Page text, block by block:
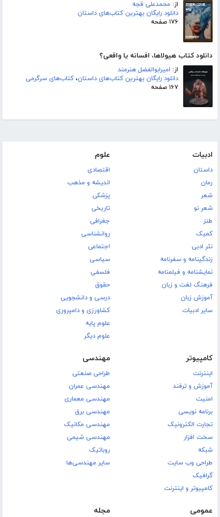
از: محمدعلی قجه
دانلود رایگان بهترین کتاب‌های داستان
۱۷۶ صفحه
دانلود کتاب هیولاها، افسانه یا واقعی؟
از: امیرابوالفضل هنرمند
دانلود رایگان بهترین کتاب‌های داستان، کتاب‌های سرگرمی
۱۶۷ صفحه
ادبیات
داستان
رمان
شعر
شعر نو
طنز
کمیک
نثر ادبی
زندگینامه و سفرنامه
نمایشنامه و فیلمنامه
فرهنگ لغت و زبان
آموزش زبان
سایر ادبیات
علوم
اقتصادی
اندیشه و مذهب
پزشکی
تاریخی
جغرافی
روانشناسی
اجتماعی
سیاسی
فلسفی
حقوق
درسی و دانشجویی
کشاورزی و دامپروری
علوم پایه
علوم دیگر
کامپیوتر
اینترنت
آموزش و ترفند
امنیت
برنامه نویسی
تجارت الکترونیک
سخت افزار
شبکه
طراحی وب سایت
گرافیک
کامپیوتر و اینترنت
مهندسی
طراحی صنعتی
مهندسی عمران
مهندسی معماری
مهندسی برق
مهندسی مکانیک
مهندسی شیمی
روباتیک
سایر مهندسی‌ها
عمومی مجله